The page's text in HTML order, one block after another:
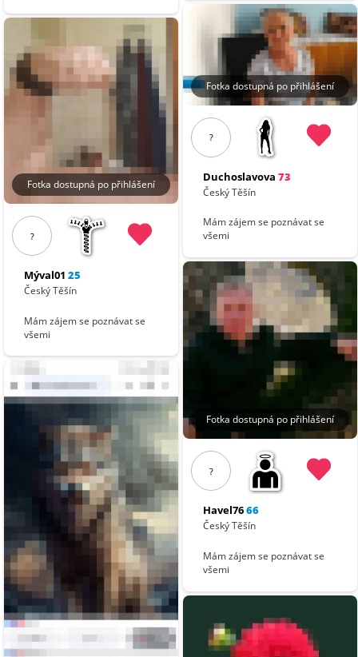
Fotka dostupná po přihlášení
?
Mýval01 25
Český Těšín
Mám zájem se poznávat se
všemi
Fotka dostupná po přihlášení
?
Duchoslavova 73
Český Těšín
Mám zájem se poznávat se
všemi
Fotka dostupná po přihlášení
?
Havel7666
Český Těšín
Mám zájem se poznávat se
všemi